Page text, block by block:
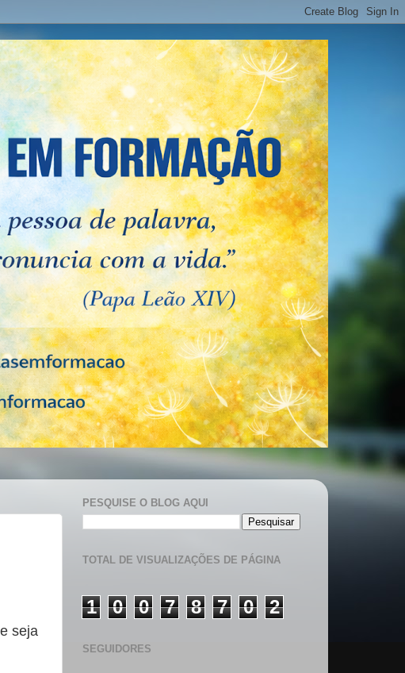
seja
PESQUISE O BLOG AQUI
TOTAL DE VISUALIZAÇÕES DE PÁGINA
1 0 0 7 8 7 0 2
SEGUIDORES